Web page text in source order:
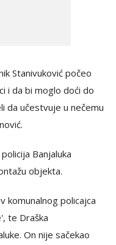
Stanivuković počeo
i da bi moglo doći do
da učestvuje u nečemu
Banjaluka
objekta.
komunalnog policajca
te Draška
On nije sačekao